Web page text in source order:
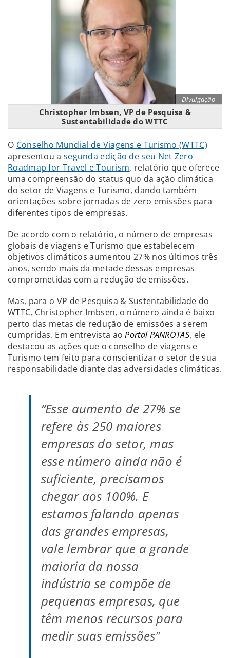
Divulgação
Christopher Imbsen, VP de Pesquisa &
Sustentabilidade do WTTC
O Conselho Mundial de Viagens e Turismo (WTTC)
apresentou a segunda edição de seu Net Zero
Roadmap for Travel e Tourism, relatório que oferece
uma compreensão do status quo da ação climática
do setor de Viagens e Turismo, dando também
orientações sobre jornadas de zero emissões para
diferentes tipos de empresas.
De acordo com o relatório, o número de empresas
globais de viagens e Turismo que estabelecem
objetivos climáticos aumentou 27% nos últimos três
anos, sendo mais da metade dessas empresas
comprometidas com a redução de emissões.
Mas, para o VP de Pesquisa & Sustentabilidade do
WTTC, Christopher Imbsen, o número ainda é baixo
perto das metas de redução de emissões a serem
cumpridas. Em entrevista aoPortal PANROTAS, ele
destacou as ações que o conselho de viagens e
Turismo tem feito para conscientizar o setor de sua
responsabilidade diante das adversidades climáticas.
“Esse aumento de 27% se
refere às 250 maiores
empresas do setor, mas
esse número ainda não é
suficiente, precisamos
chegar aos 100%. E
estamos falando apenas
das grandes empresas,
vale lembrar que a grande
maioria da nossa
indústria se compõe de
pequenas empresas, que
têm menos recursos para
medir suas emissões"